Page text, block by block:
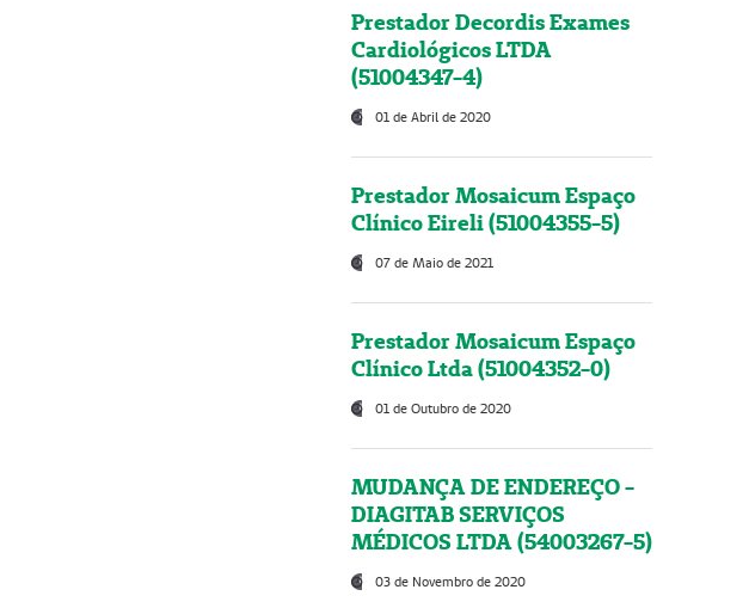
Prestador Decordis Exames
Cardiológicos LTDA
(51004347-4)
01 de Abril de 2020
Prestador Mosaicum Espaço
Clínico Eireli (51004355-5)
07 de Maio de 2021
Prestador Mosaicum Espaço
Clínico Ltda (51004352-0)
01 de Outubro de 2020
MUDANÇA DE ENDEREÇO -
DIAGITAB SERVIÇOS
MÉDICOS LTDA (54003267-5)
03 de Novembro de 2020